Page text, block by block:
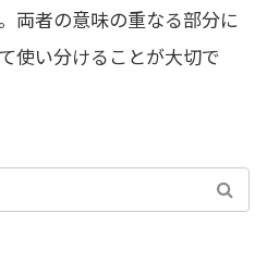
両者の意味の重なる部分に
使い分けることが大切で